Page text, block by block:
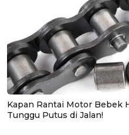
Kapan Rantai Motor Bebek
Tunggu Putus di Jalan!